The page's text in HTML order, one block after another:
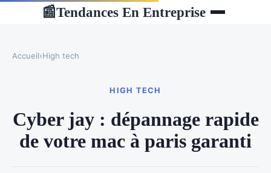
📰Tendances En Entreprise
Accueil›High tech
HIGH TECH
Cyber jay : dépannage rapide
de votre mac à paris garanti